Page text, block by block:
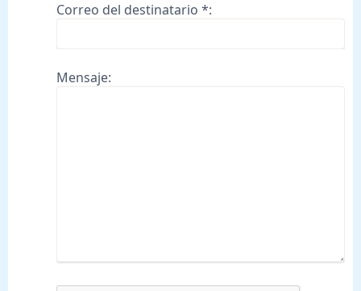
Correo del destinatario *:
Mensaje: